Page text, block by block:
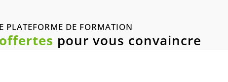
PLATEFORME DE FORMATION
pour vous convaincre